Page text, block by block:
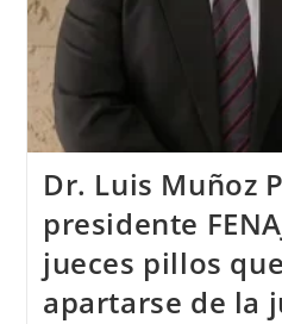
Dr. Luis Muñoz
presidente
jueces pillos
apartarse de la